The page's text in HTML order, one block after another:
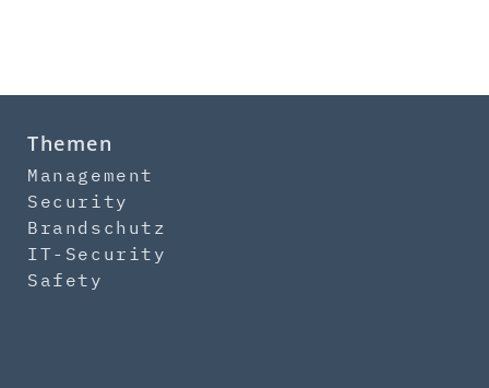
Themen
Management
Security
Brandschutz
IT-Security
Safety